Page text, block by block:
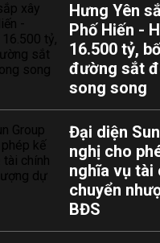
Hưng Yên
Phố Hiến -
16.500 tỷ,
đường sắt
song song
Đại diện
nghị cho
nghĩa vụ tài
chuyển
BĐS